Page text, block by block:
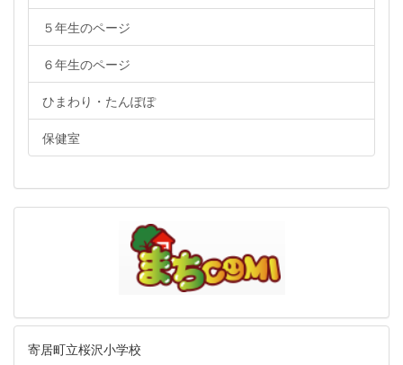
５年生のページ
６年生のページ
ひまわり・たんぽぽ
保健室
寄居町立桜沢小学校